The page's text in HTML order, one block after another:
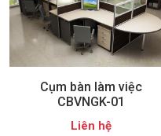
Cụm bàn làm việc
CBVNGK-01
Liên hệ